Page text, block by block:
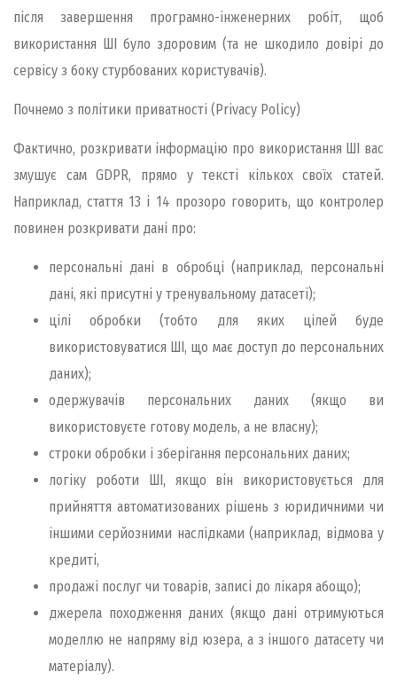
після завершення програмно-інженерних робіт, щоб
використання ШІ було здоровим (та не шкодило довірі до
сервісу з боку стурбованих користувачів).
Почнемо з політики приватності (Privacy Policy)
Фактично, розкривати інформацію про використання ШІ вас
змушує сам GDPR, прямо у тексті кількох своїх статей.
Наприклад, стаття 13 і 14 прозоро говорить, що контролер
повинен розкривати дані про:
персональні дані в обробці (наприклад, персональні
дані, які присутні у тренувальному датасеті);
цілі обробки (тобто для яких цілей буде
використовуватися ШІ, що має доступ до персональних
даних);
одержувачів персональних даних (якщо ви
використовуєте готову модель, а не власну);
строки обробки і зберігання персональних даних;
логіку роботи ШІ, якщо він використовується для
прийняття автоматизованих рішень з юридичними чи
іншими серйозними наслідками (наприклад, відмова у
кредиті,
продажі послуг чи товарів, записі до лікаря абощо);
джерела походження даних (якщо дані отримуються
моделлю не напряму від юзера, а з іншого датасету чи
матеріалу).